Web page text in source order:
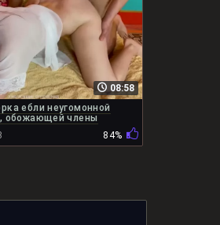
08:58
ебли неугомонной
обожающей члены
84%